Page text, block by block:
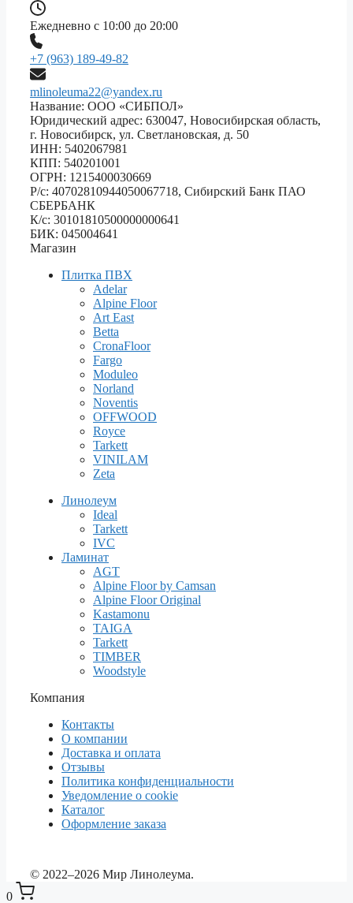
Ежедневно с 10:00 до 20:00
+7 (963) 189-49-82
mlinoleuma22@yandex.ru
Название: ООО «СИБПОЛ»
Юридический адрес: 630047, Новосибирская область,
г. Новосибирск, ул. Светлановская, д. 50
ИНН: 5402067981
КПП: 540201001
ОГРН: 1215400030669
Р/с: 40702810944050067718, Сибирский Банк ПАО
СБЕРБАНК
К/с: 30101810500000000641
БИК: 045004641
Магазин
Плитка ПВХ
Adelar
Alpine Floor
Art East
Betta
CronaFloor
Fargo
Moduleo
Norland
Noventis
OFFWOOD
Royce
Tarkett
VINILAM
Zeta
Линолеум
Ideal
Tarkett
IVC
Ламинат
AGT
Alpine Floor by Camsan
Alpine Floor Original
Kastamonu
TAIGA
Tarkett
TIMBER
Woodstyle
Компания
Контакты
О компании
Доставка и оплата
Отзывы
Политика конфиденциальности
Уведомление о cookie
Каталог
Оформление заказа
© 2022–2026 Мир Линолеума.
0